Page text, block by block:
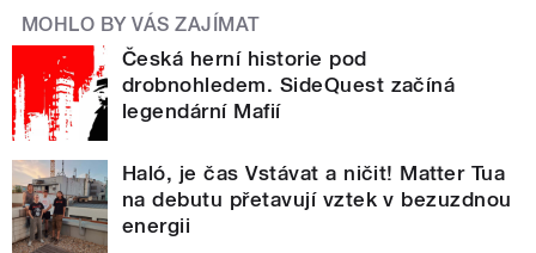
MOHLO BY VÁS ZAJÍMAT
Česká herní historie pod
drobnohledem. SideQuest začíná
legendární Mafií
Haló, je čas Vstávat a ničit! Matter Tua
na debutu přetavují vztek v bezuzdnou
energii